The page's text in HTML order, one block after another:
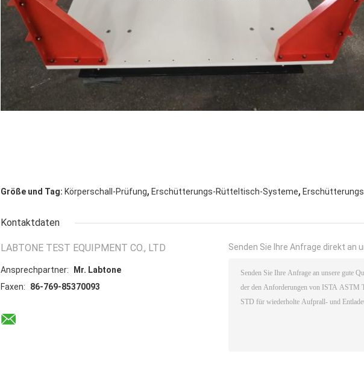
Größe und Tag: Körperschall-Prüfung, Erschütterungs-Rütteltisch-Systeme,
Kontaktdaten
LABTONE TEST EQUIPMENT CO., LTD
Ansprechpartner:
Mr. Labtone
Faxen:
86-769-85370093
Senden Sie Ihre Anfrage direkt an